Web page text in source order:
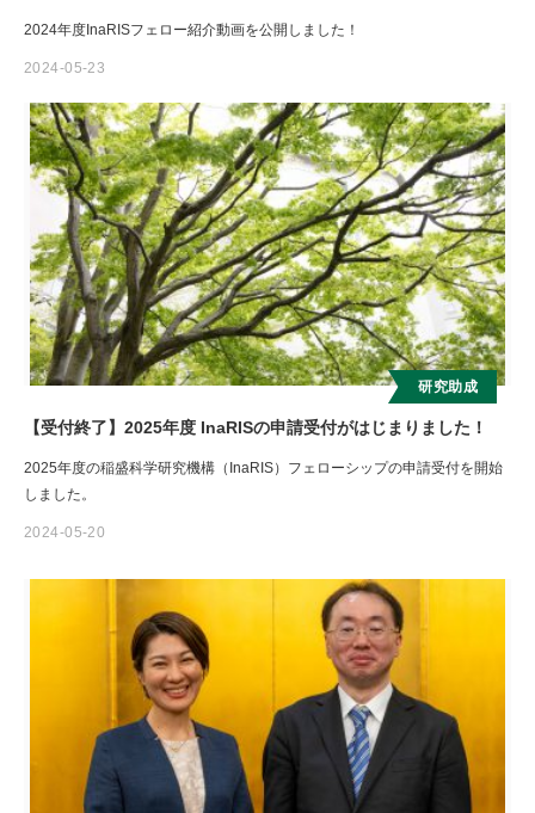
2024年度InaRISフェロー紹介動画を公開しました！
2024-05-23
研究助成
【受付終了】2025年度 InaRISの申請受付がはじまりました！
2025年度の稲盛科学研究機構（InaRIS）フェローシップの申請受付を開始
しました。
2024-05-20